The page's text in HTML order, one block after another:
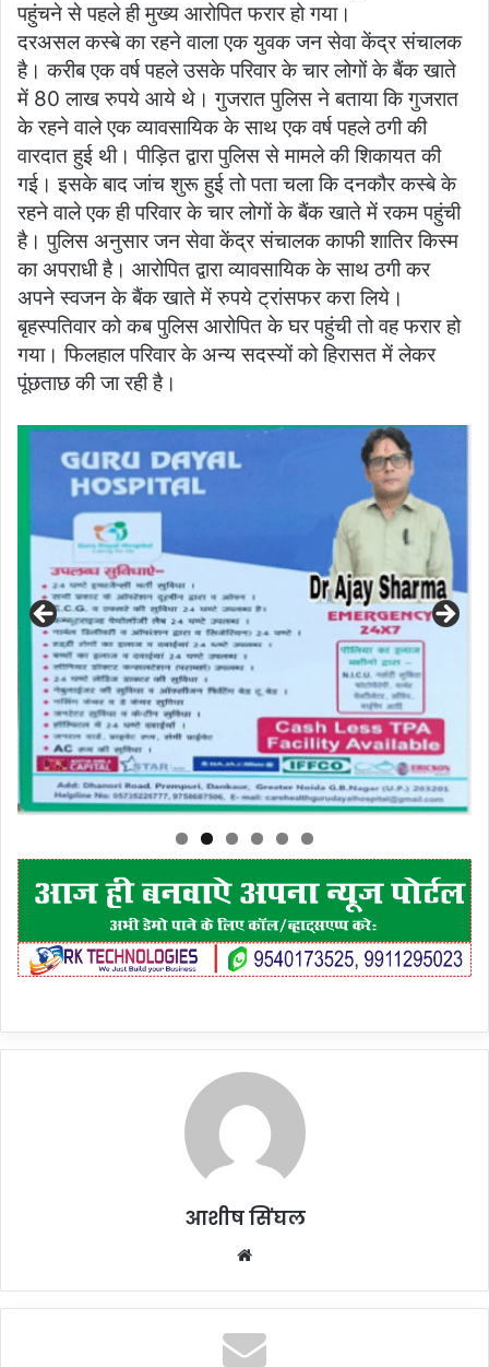
पहुंचने से पहले ही मुख्य आरोपित फरार हो गया।
दरअसल कस्बे का रहने वाला एक युवक जन सेवा केंद्र संचालक
है। करीब एक वर्ष पहले उसके परिवार के चार लोगों के बैंक खाते
में 80 लाख रुपये आये थे। गुजरात पुलिस ने बताया कि गुजरात
के रहने वाले एक व्यावसायिक के साथ एक वर्ष पहले ठगी की
वारदात हुई थी। पीड़ित द्वारा पुलिस से मामले की शिकायत की
गई। इसके बाद जांच शुरू हुई तो पता चला कि दनकौर कस्बे के
रहने वाले एक ही परिवार के चार लोगों के बैंक खाते में रकम पहुंची
है। पुलिस अनुसार जन सेवा केंद्र संचालक काफी शातिर किस्म
का अपराधी है। आरोपित द्वारा व्यावसायिक के साथ ठगी कर
अपने स्वजन के बैंक खाते में रुपये ट्रांसफर करा लिये।
बृहस्पतिवार को कब पुलिस आरोपित के घर पहुंची तो वह फरार हो
गया। फिलहाल परिवार के अन्य सदस्यों को हिरासत में लेकर
पूंछताछ की जा रही है।
आशीष सिंघल
Website